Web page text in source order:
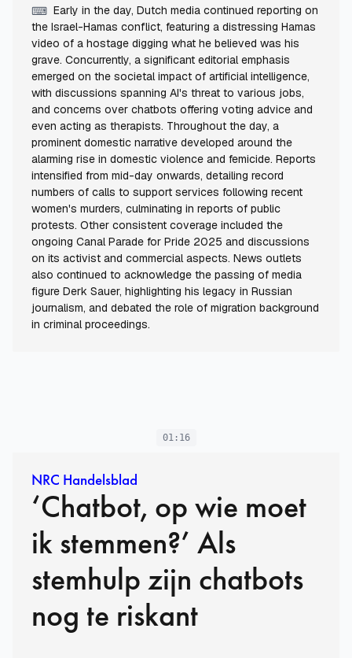
⌨ Early in the day, Dutch media continued reporting on
the Israel-Hamas conflict, featuring a distressing Hamas
video of a hostage digging what he believed was his
grave. Concurrently, a significant editorial emphasis
emerged on the societal impact of artificial intelligence,
with discussions spanning AI's threat to various jobs,
and concerns over chatbots offering voting advice and
even acting as therapists. Throughout the day, a
prominent domestic narrative developed around the
alarming rise in domestic violence and femicide. Reports
intensified from mid-day onwards, detailing record
numbers of calls to support services following recent
women's murders, culminating in reports of public
protests. Other consistent coverage included the
ongoing Canal Parade for Pride 2025 and discussions
on its activist and commercial aspects. News outlets
also continued to acknowledge the passing of media
figure Derk Sauer, highlighting his legacy in Russian
journalism, and debated the role of migration background
in criminal proceedings.
01:16
NRC Handelsblad
‘Chatbot, op wie moet
ik stemmen?’ Als
stemhulp zijn chatbots
nog te riskant